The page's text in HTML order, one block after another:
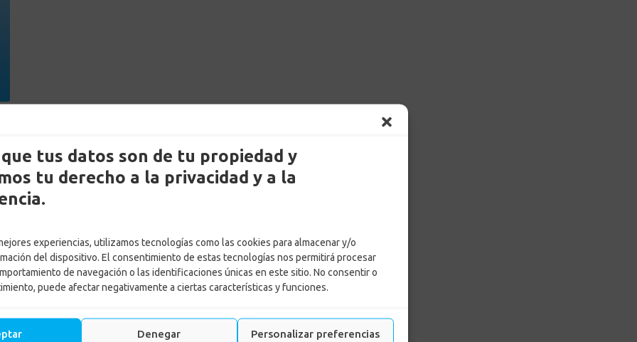
tus datos son de tu propiedad y
tu derecho a la privacidad y a la
experiencias, utilizamos tecnologías como las cookies para almacenar y/o
del dispositivo. El consentimiento de estas tecnologías nos permitirá procesar
de navegación o las identificaciones únicas en este sitio. No consentir o
puede afectar negativamente a ciertas características y funciones.
Denegar Personalizar preferencias